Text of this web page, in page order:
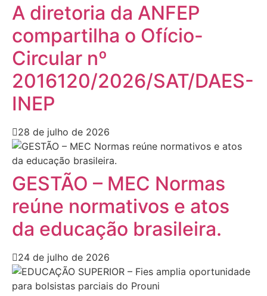
A diretoria da ANFEP
compartilha o Ofício-
Circular nº
2016120/2026/SAT/DAES-
INEP
28 de julho de 2026
GESTÃO – MEC Normas
reúne normativos e atos
da educação brasileira.
24 de julho de 2026